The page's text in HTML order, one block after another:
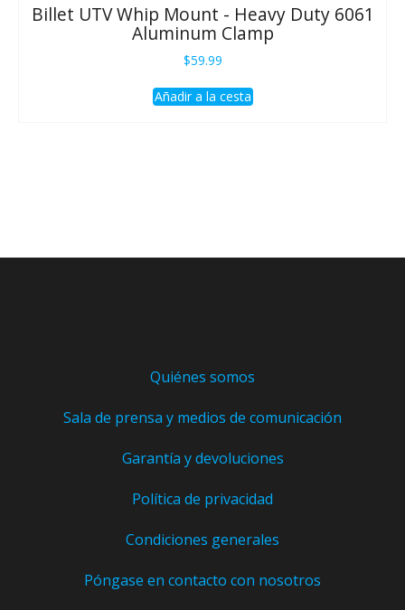
Billet UTV Whip Mount - Heavy Duty 6061
Aluminum Clamp
$59.99
Añadir a la cesta
Quiénes somos
Sala de prensa y medios de comunicación
Garantía y devoluciones
Política de privacidad
Condiciones generales
Póngase en contacto con nosotros